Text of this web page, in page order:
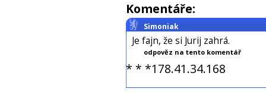
Komentáře:
Simoniak
Je fajn, že si Jurij zahrá.
odpověz na tento komentář
* * *178.41.34.168